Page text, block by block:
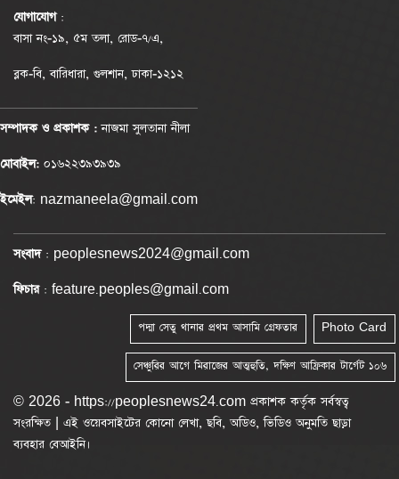
যোগাযোগ :
বাসা নং-১৯, ৫ম তলা, রোড-৭/এ,
ব্লক-বি, বারিধারা, গুলশান, ঢাকা-১২১২
সম্পাদক ও প্রকাশক :নাজমা সুলতানা নীলা
মোবাইল: ০১৬২২৩৯৩৯৩৯
ইমেইল: nazmaneela@gmail.com
সংবাদ: peoplesnews2024@gmail.com
ফিচার: feature.peoples@gmail.com
Photo Card
পদ্মা সেতু থানার প্রথম আসামি গ্রেফতার
সেঞ্চুরির আগে মিরাজের আত্মহুতি, দক্ষিণ আফ্রিকার টার্গেট ১০৬
© 2026 - https://peoplesnews24.com প্রকাশক কর্তৃক সর্বস্বত্ব
সংরক্ষিত | এই ওয়েবসাইটের কোনো লেখা, ছবি, অডিও, ভিডিও অনুমতি ছাড়া
ব্যবহার বেআইনি।